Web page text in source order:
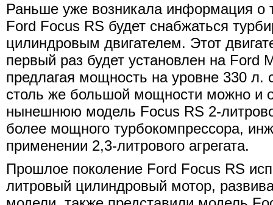
Раньше уже возникала информация о
Ford Focus RS будет снабжаться
цилиндровым двигателем. Этот
первый раз будет установлен на Ford
предлагая мощность на уровне 330 л.
столь же большой мощности можно и
нынешнюю модель Focus RS 2-
более мощного турбокомпрессора,
применении 2,3-литрового агрегата.
Прошлое поколение Ford Focus RS
литровый цилиндровый мотор,